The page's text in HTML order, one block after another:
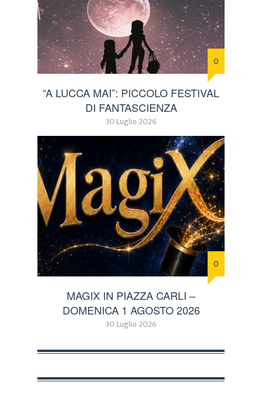
0
“A LUCCA MAI”: PICCOLO FESTIVAL
DI FANTASCIENZA
30 Luglio 2026
0
MAGIX IN PIAZZA CARLI –
DOMENICA 1 AGOSTO 2026
30 Luglio 2026